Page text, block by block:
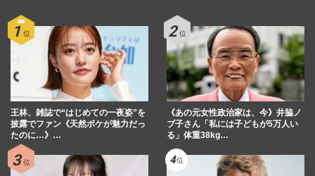
王林、雑誌で“はじめての一夜姿”を
披露でファン《天然ボケが魅力だっ
たのに…》…
《あの元女性政治家は、今》井脇ノ
ブ子さん「私には子どもが5万人い
る」体重38kg…